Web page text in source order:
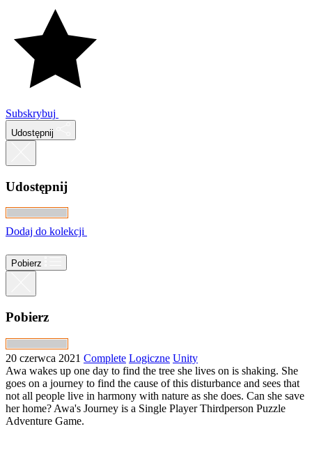
Subskrybuj
Udostępnij
Udostępnij
Dodaj do kolekcji
Pobierz
Pobierz
20 czerwca 2021 Complete Logiczne Unity
Awa wakes up one day to find the tree she lives on is shaking. She
goes on a journey to find the cause of this disturbance and sees that
not all people live in harmony with nature as she does. Can she save
her home? Awa's Journey is a Single Player Thirdperson Puzzle
Adventure Game.